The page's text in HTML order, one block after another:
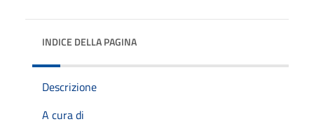
INDICE DELLA PAGINA
Descrizione
A cura di